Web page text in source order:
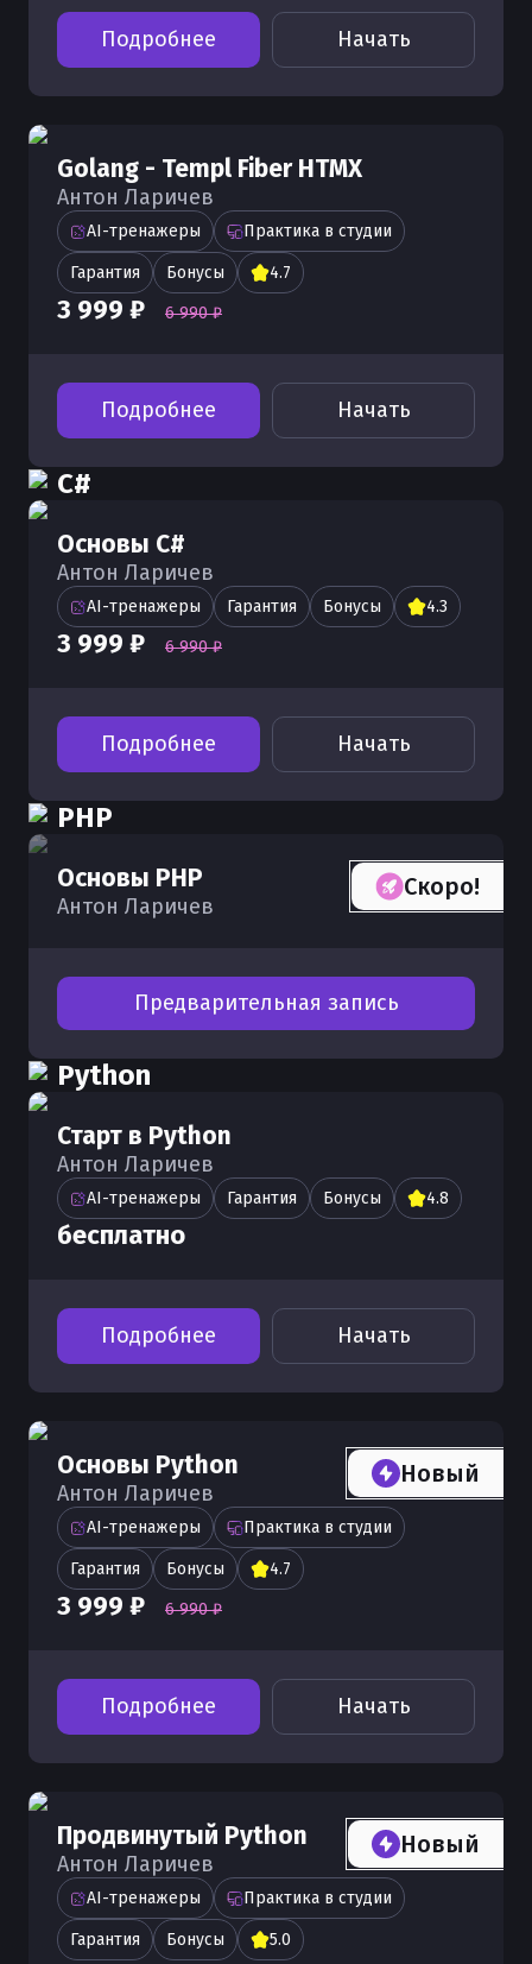
Подробнее Начать
Golang - Templ Fiber HTMX
Антон Ларичев
AI-тренажеры Практика в студии
Гарантия Бонусы 4.7
3 999 ₽ 6 990 ₽
Подробнее Начать
C#
Основы C#
Антон Ларичев
AI-тренажеры Гарантия Бонусы 4.3
3 999 ₽ 6 990 ₽
Подробнее Начать
PHP
Скоро!
Основы PHP
Антон Ларичев
Предварительная запись
Python
Старт в Python
Антон Ларичев
AI-тренажеры Гарантия Бонусы 4.8
бесплатно
Подробнее Начать
Новый
Основы Python
Антон Ларичев
AI-тренажеры Практика в студии
Гарантия Бонусы 4.7
3 999 ₽ 6 990 ₽
Подробнее Начать
Новый
Продвинутый Python
Антон Ларичев
AI-тренажеры Практика в студии
Гарантия Бонусы 5.0